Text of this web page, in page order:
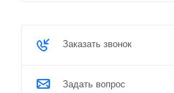
Заказать звонок
Задать вопрос